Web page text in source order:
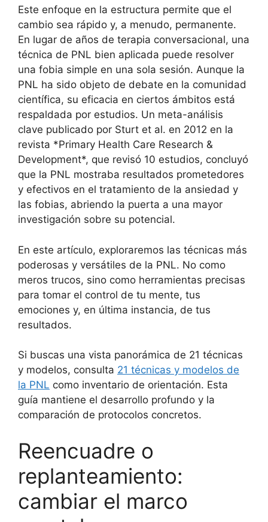
Este enfoque en la estructura permite que el
cambio sea rápido y, a menudo, permanente.
En lugar de años de terapia conversacional, una
técnica de PNL bien aplicada puede resolver
una fobia simple en una sola sesión. Aunque la
PNL ha sido objeto de debate en la comunidad
científica, su eficacia en ciertos ámbitos está
respaldada por estudios. Un meta-análisis
clave publicado por Sturt et al. en 2012 en la
revista *Primary Health Care Research &
Development*, que revisó 10 estudios, concluyó
que la PNL mostraba resultados prometedores
y efectivos en el tratamiento de la ansiedad y
las fobias, abriendo la puerta a una mayor
investigación sobre su potencial.
En este artículo, exploraremos las técnicas más
poderosas y versátiles de la PNL. No como
meros trucos, sino como herramientas precisas
para tomar el control de tu mente, tus
emociones y, en última instancia, de tus
resultados.
Si buscas una vista panorámica de 21 técnicas
y modelos, consulta 21 técnicas y modelos de
la PNL como inventario de orientación. Esta
guía mantiene el desarrollo profundo y la
comparación de protocolos concretos.
Reencuadre o
replanteamiento:
cambiar el marco